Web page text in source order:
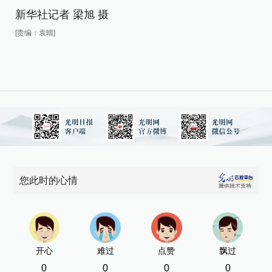
新华社记者 梁旭 摄
[责编：袁晴]
您此时的心情
开心
0
难过
0
点赞
0
飘过
0